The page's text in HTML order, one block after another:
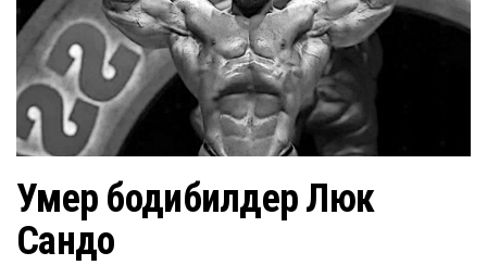
т
Умер бодибилдер Люк
Сандо